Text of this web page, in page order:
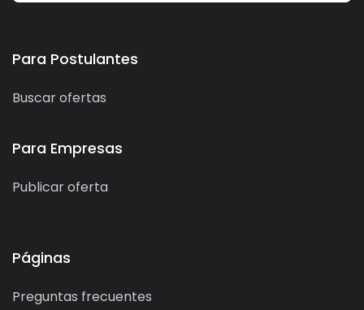
Para Postulantes
Buscar ofertas
Para Empresas
Publicar oferta
Páginas
Preguntas frecuentes